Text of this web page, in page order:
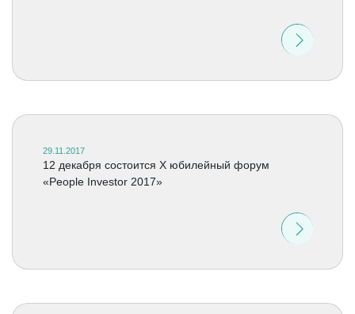
29.11.2017
12 декабря состоится X юбилейный форум
«People Investor 2017»